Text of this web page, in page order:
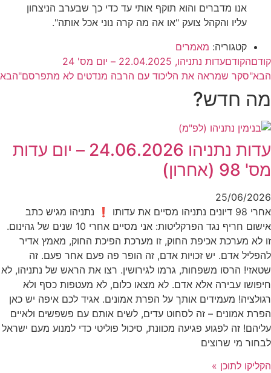
אנו מדברים והוא תוקף אותי עד כדי כך שבערב הניצחון
עליו והקהל צועק "או אה מה קרה נוני אכל אותה".
קטגוריה: מאמרים
קודםהקודםעדות נתניהו, 22.04.2025 – יום מס' 24
הבא"סקר שמראה את הליכוד עם הרבה מנדטים לא מתפרסם"הבא
מה חדש?
עדות נתניהו 24.06.2026 – יום עדות
מס' 98 (אחרון)
25/06/2026
אחרי 98 דיונים נתניהו מסיים את עדותו ❗ נתניהו מגיש כתב
אישום חריף נגד הפרקליטות: אני מסיים אחרי 10 שנים של גהינום.
זו לא מערכת אכיפת החוק, זו מערכת הפיכת החוק, מאמץ אדיר
להפליל אדם. יש זכויות אדם, זה הופר פה פעם אחר פעם. זה
שטאזי! הרסו משפחות, גרמו לגירושין. רצו את הראש של נתניהו, לא
חיפושו עבירה אלא אדם. לא מצאו כלום, לא מעטפות כסף ולא
רגולציה! מעמידים אותך על הפרת אמונים. אגיד לכם איפה יש כאן
הפרת אמונים – זה לסחוט עדים, לשים אותם עם פשפשים ולאיים
עליהם! זה לפגוע פגיעה מכוונת, סיכול פוליטי כדי למנוע מעם ישראל
לבחור מי שרוצים
הקליקו לתוכן »